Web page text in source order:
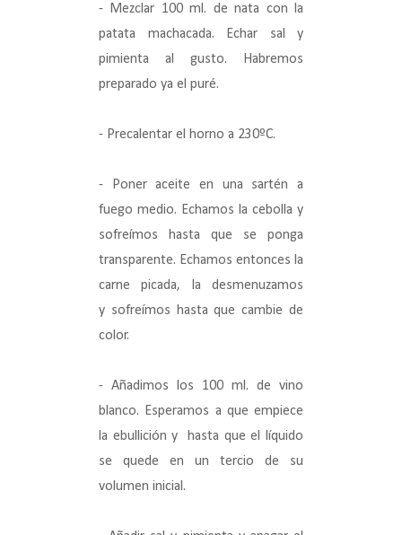
- Mezclar 100 ml. de nata con la
patata machacada. Echar sal y
pimienta al gusto. Habremos
preparado ya el puré.
- Precalentar el horno a 230ºC.
- Poner aceite en una sartén a
fuego medio. Echamos la cebolla y
sofreímos hasta que se ponga
transparente. Echamos entonces la
carne picada, la desmenuzamos
y sofreímos hasta que cambie de
color.
- Añadimos los 100 ml. de vino
blanco. Esperamos a que empiece
la ebullición y hasta que el líquido
se quede en un tercio de su
volumen inicial.